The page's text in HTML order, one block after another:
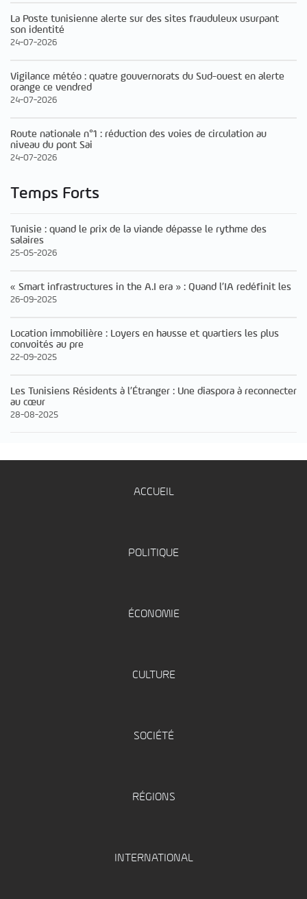
La Poste tunisienne alerte sur des sites frauduleux usurpant
son identité
24-07-2026
Vigilance météo : quatre gouvernorats du Sud-ouest en alerte
orange ce vendred
24-07-2026
Route nationale n°1 : réduction des voies de circulation au
niveau du pont Sai
24-07-2026
Temps Forts
Tunisie : quand le prix de la viande dépasse le rythme des
salaires
25-05-2026
« Smart infrastructures in the A.I era » : Quand l’IA redéfinit les
26-09-2025
Location immobilière : Loyers en hausse et quartiers les plus
convoités au pre
22-09-2025
Les Tunisiens Résidents à l’Étranger : Une diaspora à reconnecter
au cœur
28-08-2025
ACCUEIL
POLITIQUE
ÉCONOMIE
CULTURE
SOCIÉTÉ
RÉGIONS
INTERNATIONAL